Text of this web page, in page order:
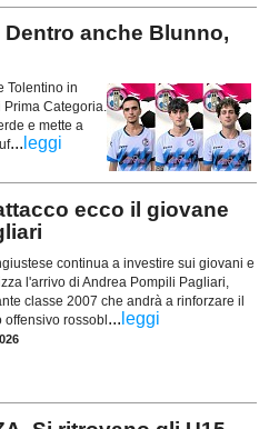
Dentro anche Blunno,
Tolentino in
Categoria.
e mette a
... leggi
ecco il giovane
continua a investire sui giovani e
l'arrivo di Andrea Pompili Pagliari,
classe 2007 che andrà a rinforzare il
offensivo rossobl ... leggi